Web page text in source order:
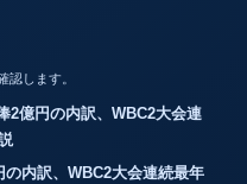
認します。
2億円の内訳、WBC2大会連
内訳、WBC2大会連続最年